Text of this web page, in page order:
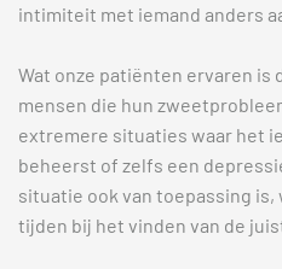
intimiteit met iemand anders
Wat onze patiënten ervaren is
mensen die hun
extremere situaties waar het
beheerst of zelfs een
situatie ook van toepassing
tijden bij het vinden van de